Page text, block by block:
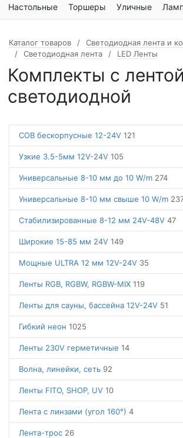
Настольные Торшеры Уличные
Каталог товаров
Светодиодная лента и
Светодиодная лента
LED Ленты
Комплекты с лентой
светодиодной
COB бескорпусные 12-24V 121
Узкие 3.5-5мм 12V-24V 105
Универсальные 8-10 мм до 10 W/m 274
Универсальные 8-10 мм свыше 10 W/m
Стабилизированные 8-12 мм 24V-48V 47
Широкие 15-85 мм 24V 149
Мощные ULTRA 12 мм 12V-24V 35
Ленты RGB, RGBW, RGBW-MIX 119
Ленты для сауны, бассейна 12V-24V 51
Гибкий неон 1025
Ленты 230V герметичные 14
Волна, линейки, сеть 92
Ленты FITO, SHOP, UV 10
Лента с линзами (угол 160°) 4
Лента-трос 26